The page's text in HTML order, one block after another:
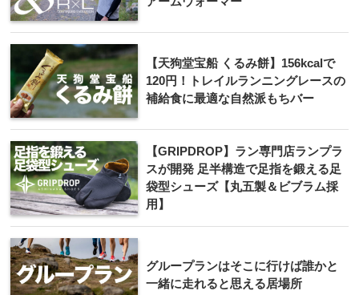
【天狗堂宝船 くるみ餅】156kcalで
120円！トレイルランニングレースの
補給食に最適な自然派もちバー
【GRIPDROP】ラン専門店ランプラ
スが開発 足半構造で足指を鍛える足
袋型シューズ【丸五製＆ビブラム採
用】
グループランはそこに行けば誰かと
一緒に走れると思える居場所